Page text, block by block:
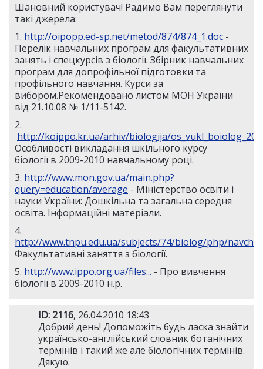
Шановний користувач! Радимо Вам переглянути
такі джерела:
1. http://oipopp.ed-sp.net/metod/874/874_1.doc -
Перелік навчальних програм для факультативних
занять і спецкурсів з біології. Збірник навчальних
програм для допрофільної підготовки та
профільного навчання. Курси за
вибором.Рекомендовано листом МОН України
від 21.10.08 № 1/11-5142.
2.
http://koippo.kr.ua/arhiv/biologija/
Особливості викладання шкільного курсу
біології в 2009-2010 навчальному році.
3. http://www.mon.gov.ua/main.php?
query=education/average - Міністерство освіти і
науки України: Дошкільна та загальна середня
освіта. Інформаційні матеріали.
4.
http://www.tnpu.edu.ua/subjects/74/biolog/php/
Факультативні заняття з біології.
5. http://www.ippo.org.ua/files... - Про вивчення
біології в 2009-2010 н.р.
ID: 2116, 26.04.2010 18:43
Добрий день! Допоможіть будь ласка знайти
українсько-англійський словник ботанічних
термінів і такий же але біологічних термінів.
Дякую.